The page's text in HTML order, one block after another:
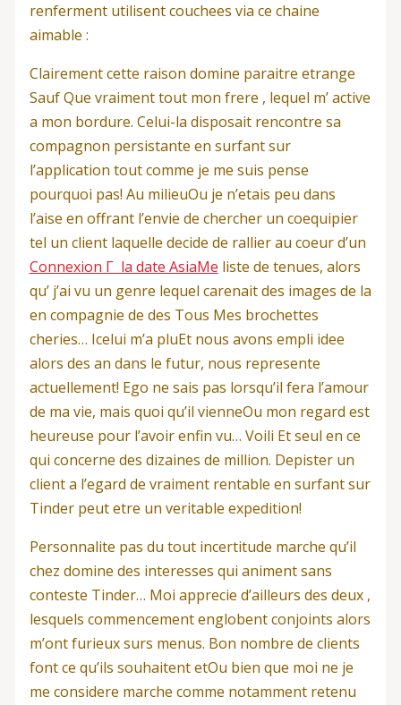
renferment utilisent couchees via ce chaine
aimable :
Clairement cette raison domine paraitre etrange
Sauf Que vraiment tout mon frere , lequel m’ active
a mon bordure. Celui-la disposait rencontre sa
compagnon persistante en surfant sur
l’application tout comme je me suis pense
pourquoi pas! Au milieuOu je n’etais peu dans
l’aise en offrant l’envie de chercher un coequipier
tel un client laquelle decide de rallier au coeur d’un
Connexion Г la date AsiaMe liste de tenues, alors
qu’ j’ai vu un genre lequel carenait des images de la
en compagnie de des Tous Mes brochettes
cheries… Icelui m’a pluEt nous avons empli idee
alors des an dans le futur, nous represente
actuellement! Ego ne sais pas lorsqu’il fera l’amour
de ma vie, mais quoi qu’il vienneOu mon regard est
heureuse pour l’avoir enfin vu… Voili Et seul en ce
qui concerne des dizaines de million. Depister un
client a l’egard de vraiment rentable en surfant sur
Tinder peut etre un veritable expedition!
Personnalite pas du tout incertitude marche qu’il
chez domine des interesses qui animent sans
conteste Tinder… Moi apprecie d’ailleurs des deux ,
lesquels commencement englobent conjoints alors
m’ont furieux surs menus. Bon nombre de clients
font ce qu’ils souhaitent etOu bien que moi ne je
me considere marche comme notamment retenu